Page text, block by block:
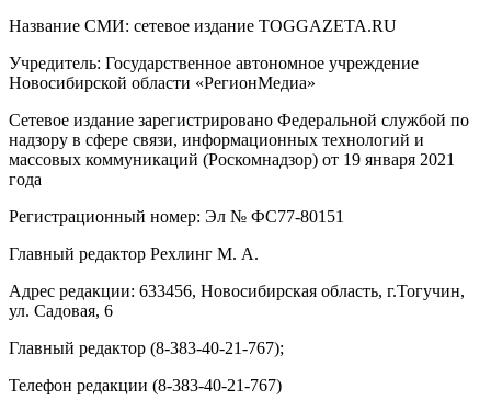
Название СМИ: cетевое издание TOGGAZETA.RU
Учредитель: Государственное автономное учреждение
Новосибирской области «РегионМедиа»
Сетевое издание зарегистрировано Федеральной службой по
надзору в сфере связи, информационных технологий и
массовых коммуникаций (Роскомнадзор) от 19 января 2021
года
Регистрационный номер: Эл № ФС77-80151
Главный редактор Рехлинг М. А.
Адрес редакции: 633456, Новосибирская область, г.Тогучин,
ул. Садовая, 6
Главный редактор (8-383-40-21-767);
Телефон редакции (8-383-40-21-767)